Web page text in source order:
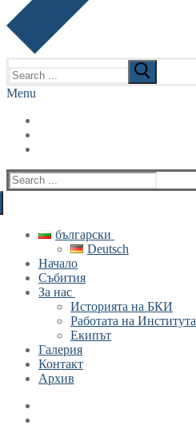
for:
Menu
Search
for:
български
Deutsch
Начало
Събития
За нас
Историята на БКИ
Работата на Института
Екипът
Галерия
Контакт
Архив